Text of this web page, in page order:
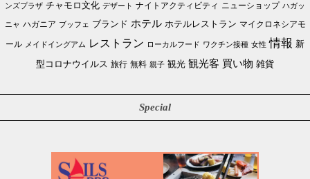
ンズプラザ チャモロ文化 デザート ナイトアクティビティ ニューショップ ハガッ
ニャ ハガニア ブッフェ ブランド ホテル ホテルレストラン マイクロネシアモ
ール メイドイングアム レストラン ローカルフード ワクチン接種 女性 情報 新
型コロナウイルス 旅行 無料 親子 観光 観光客 買い物 雑貨
Special